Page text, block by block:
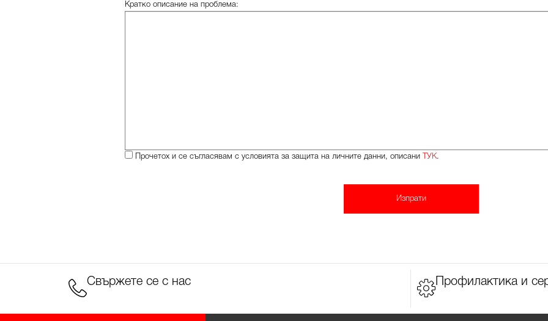
Кратко описание на проблема:
Прочетох и се съгласявам с условията за защита на личните данни, описани ТУК.
Свържете се с нас Профилактика и